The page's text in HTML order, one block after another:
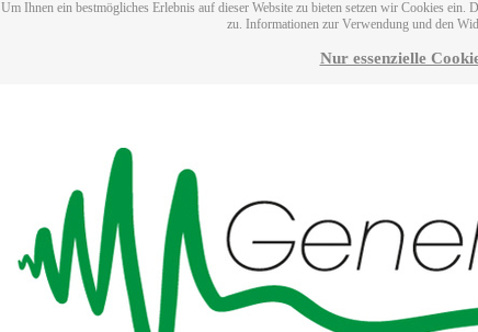
Um Ihnen ein bestmögliches Erlebnis auf dieser Website zu bieten setzen wir Cookies
zu. Informationen zur Verwendung und den
Nur essenzielle